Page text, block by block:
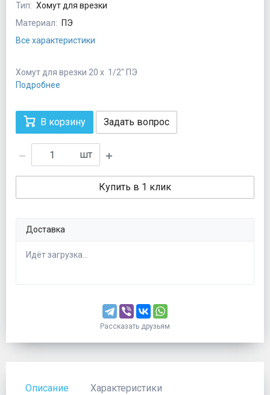
Тип: Хомут для врезки
Материал:
ПЭ
Все характеристики
Хомут для врезки 20 х 1/2" ПЭ
Подробнее
В корзину Задать вопрос
шт
Купить в 1 клик
Доставка
Идёт загрузка...
Рассказать друзьям
Описание Характеристики